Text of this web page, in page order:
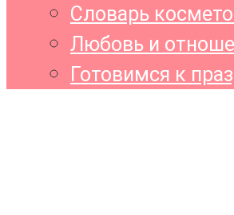
Словарь
Любовь и
Готовимся к